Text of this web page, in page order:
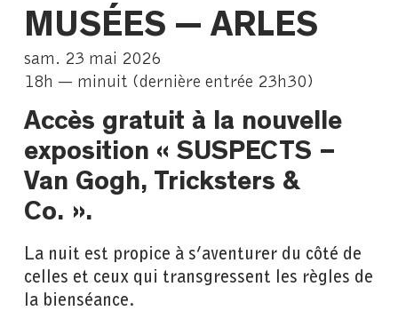
MUSÉES — ARLES
sam. 23 mai 2026
18h — minuit (dernière entrée 23h30)
Accès gratuit à la nouvelle
exposition « SUSPECTS –
Van Gogh, Tricksters &
Co. ».
La nuit est propice à s’aventurer du côté de
celles et ceux qui transgressent les règles de
la bienséance.